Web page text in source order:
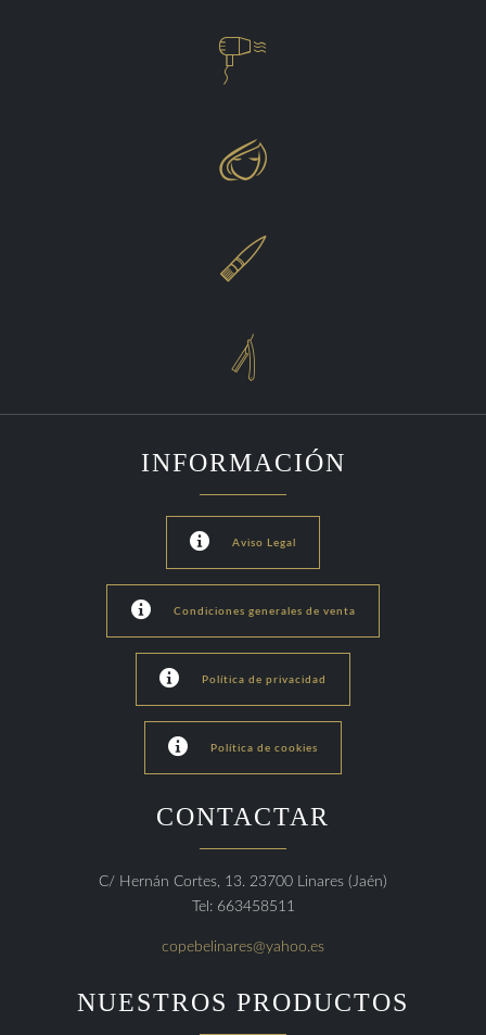




INFORMACIÓN
 Aviso Legal
 Condiciones generales de venta
 Política de privacidad
 Política de cookies
CONTACTAR
C/ Hernán Cortes, 13. 23700 Linares (Jaén)
Tel: 663458511
copebelinares@yahoo.es
NUESTROS PRODUCTOS